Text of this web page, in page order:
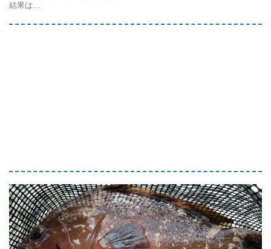
結果は…